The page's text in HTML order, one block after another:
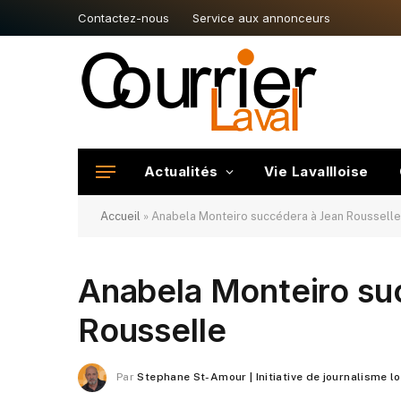
Contactez-nous Service aux annonceurs
Actualités Vie Lavallloise
Accueil » Anabela Monteiro succédera à Jean Rousselle
Anabela Monteiro
Rousselle
Par Stephane St-Amour | Initiative de journalisme